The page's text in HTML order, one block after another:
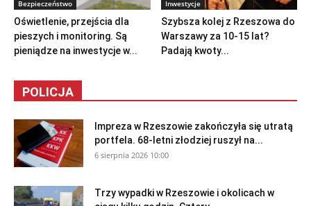
Bezpieczeństwo
Oświetlenie, przejścia dla
pieszych i monitoring. Są
pieniądze na inwestycje w...
Inwestycje
Szybsza kolej z Rzeszowa do
Warszawy za 10-15 lat?
Padają kwoty...
POLICJA
Impreza w Rzeszowie zakończyła się utratą
portfela. 68-letni złodziej ruszył na...
6 sierpnia 2026 10:00
Trzy wypadki w Rzeszowie i okolicach w